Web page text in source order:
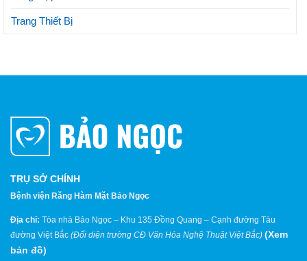
Trang Thiết Bị
TRỤ SỞ CHÍNH
Bệnh viện Răng Hàm Mặt Bảo Ngọc
Địa chỉ: Tòa nhà Bảo Ngọc – Khu 135 Đồng Quang – Cạnh đường Tàu
đường Việt Bắc (Đối diện trường CĐ Văn Hóa Nghệ Thuật Việt Bắc) (Xem
bản đồ)